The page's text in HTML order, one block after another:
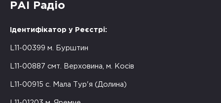
РАІ Радіо
Ідентифікатор у Реєстрі:
L11-00399 м. Бурштин
L11-00887 смт. Верховина, м. Косів
L11-00915 с. Мала Тур'я (Долина)